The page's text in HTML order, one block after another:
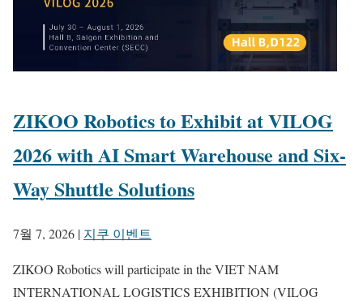
ZIKOO Robotics to Exhibit at VILOG
2026 with AI Smart Warehouse and Six-
Way Shuttle Solutions
7월 7, 2026 | 지쿠 이벤트
ZIKOO Robotics will participate in the VIET NAM
INTERNATIONAL LOGISTICS EXHIBITION (VILOG